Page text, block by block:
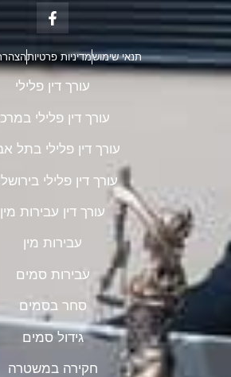
תנאי שימושמדיניות פרטיות
עורך דין פלילי
עורך דין פלילי
עורך דין פלילי בתל
עורך דין פלילי
עורך דין עבירות מין
עבירות מין
עבירות סמים
סחר בסמים
גידול סמים
חקירה במשטרה